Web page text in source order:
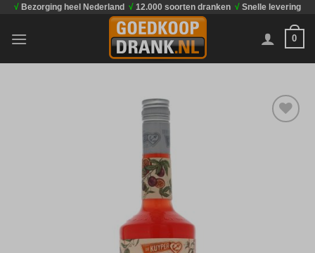
inhoud
√ Bezorging heel Nederland √ 12.000 soorten dranken √ Snelle levering
0